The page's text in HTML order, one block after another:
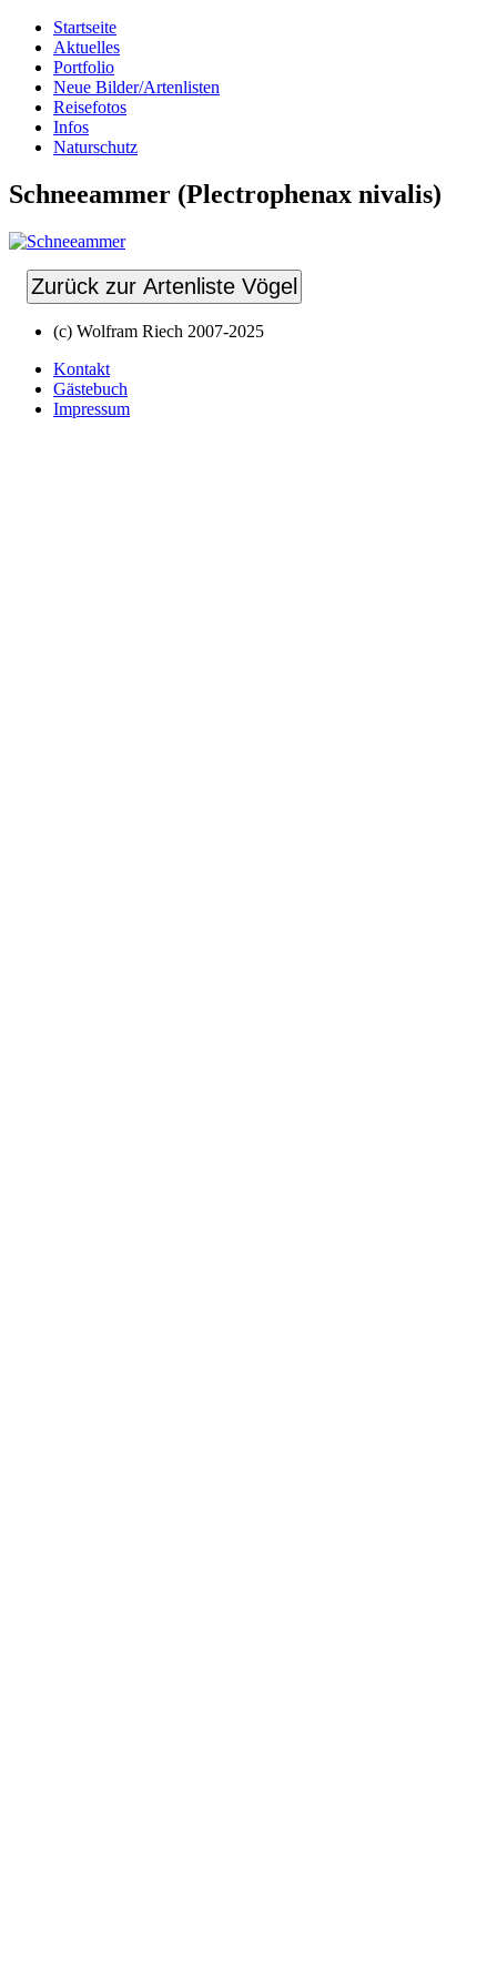
Startseite
Aktuelles
Portfolio
Neue Bilder/Artenlisten
Reisefotos
Infos
Naturschutz
Schneeammer (Plectrophenax nivalis)
Zurück zur Artenliste Vögel
(c) Wolfram Riech 2007-2025
Kontakt
Gästebuch
Impressum